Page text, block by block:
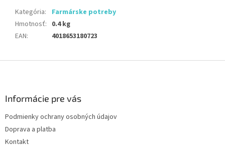
Kategória:
Farmárske potreby
Hmotnosť: 0.4 kg
EAN: 4018653180723
Informácie pre vás
Podmienky ochrany osobných údajov
Doprava a platba
Kontakt